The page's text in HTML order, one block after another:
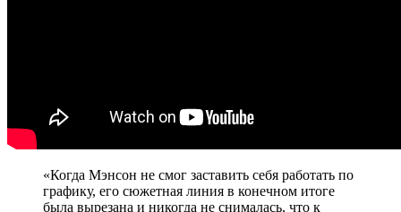
«Когда Мэнсон не смог заставить себя работать по
графику, его сюжетная линия в конечном итоге
была вырезана и никогда не снималась, что к